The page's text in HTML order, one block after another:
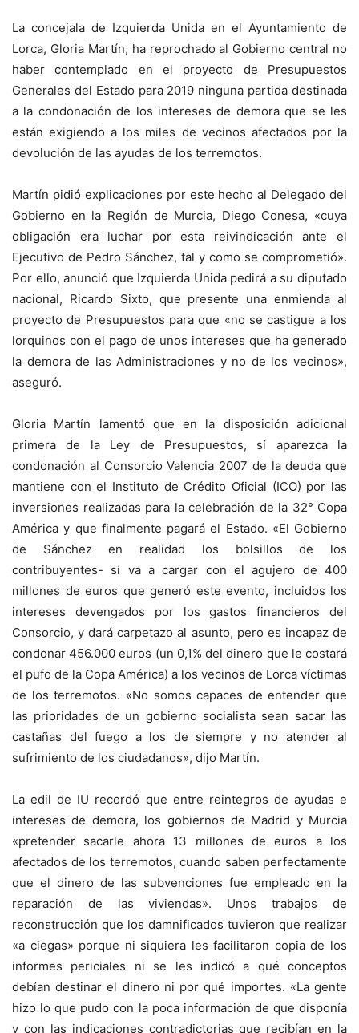
La concejala de Izquierda Unida en el Ayuntamiento de
Lorca, Gloria Martín, ha reprochado al Gobierno central no
haber contemplado en el proyecto de Presupuestos
Generales del Estado para 2019 ninguna partida destinada
a la condonación de los intereses de demora que se les
están exigiendo a los miles de vecinos afectados por la
devolución de las ayudas de los terremotos.
Martín pidió explicaciones por este hecho al Delegado del
Gobierno en la Región de Murcia, Diego Conesa, «cuya
obligación era luchar por esta reivindicación ante el
Ejecutivo de Pedro Sánchez, tal y como se comprometió».
Por ello, anunció que Izquierda Unida pedirá a su diputado
nacional, Ricardo Sixto, que presente una enmienda al
proyecto de Presupuestos para que «no se castigue a los
lorquinos con el pago de unos intereses que ha generado
la demora de las Administraciones y no de los vecinos»,
aseguró.
Gloria Martín lamentó que en la disposición adicional
primera de la Ley de Presupuestos, sí aparezca la
condonación al Consorcio Valencia 2007 de la deuda que
mantiene con el Instituto de Crédito Oficial (ICO) por las
inversiones realizadas para la celebración de la 32° Copa
América y que finalmente pagará el Estado. «El Gobierno
de Sánchez en realidad los bolsillos de los
contribuyentes- sí va a cargar con el agujero de 400
millones de euros que generó este evento, incluidos los
intereses devengados por los gastos financieros del
Consorcio, y dará carpetazo al asunto, pero es incapaz de
condonar 456.000 euros (un 0,1% del dinero que le costará
el pufo de la Copa América) a los vecinos de Lorca víctimas
de los terremotos. «No somos capaces de entender que
las prioridades de un gobierno socialista sean sacar las
castañas del fuego a los de siempre y no atender al
sufrimiento de los ciudadanos», dijo Martín.
La edil de IU recordó que entre reintegros de ayudas e
intereses de demora, los gobiernos de Madrid y Murcia
«pretender sacarle ahora 13 millones de euros a los
afectados de los terremotos, cuando saben perfectamente
que el dinero de las subvenciones fue empleado en la
reparación de las viviendas». Unos trabajos de
reconstrucción que los damnificados tuvieron que realizar
«a ciegas» porque ni siquiera les facilitaron copia de los
informes periciales ni se les indicó a qué conceptos
debían destinar el dinero ni por qué importes. «La gente
hizo lo que pudo con la poca información de que disponía
y con las indicaciones contradictorias que recibían en la